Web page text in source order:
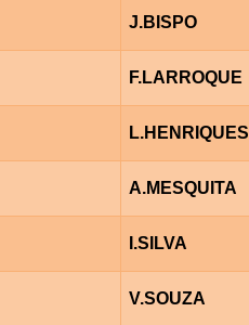
J.BISPO
F.LARROQUE
L.HENRIQUES
A.MESQUITA
I.SILVA
V.SOUZA